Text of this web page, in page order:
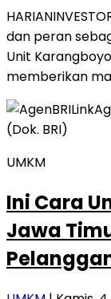
dan peran
Unit
memberikan
UMKM
Ini Cara
Jawa